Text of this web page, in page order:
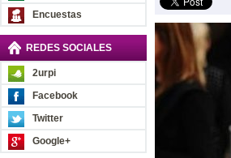
Encuestas
REDES SOCIALES
2urpi
Facebook
Twitter
Google+